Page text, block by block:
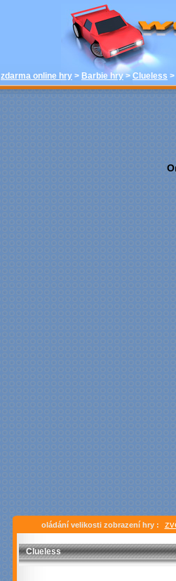
zdarma online hry > Barbie hry> Clueless >
hrát -
online hry
oládání velikosti zobrazení hry :
Clueless